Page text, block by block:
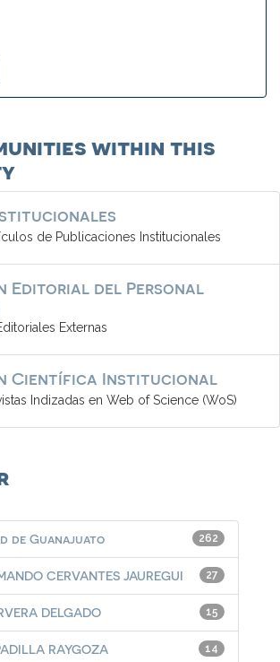
within this
de Publicaciones Institucionales
Editorial del Personal
Externas
Científica Institucional
Indizadas en Web of Science (WoS)
262
de Guanajuato
27
CERVANTES JAUREGUI
15
DELGADO
14
RAYGOZA